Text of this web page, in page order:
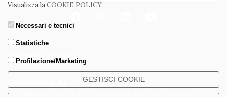
Via Emilia Ponente, 1000 - 48014 Castel Bolognese (RA) Italy
Visualizza laCOOKIE POLICY
Necessari e tecnici
Statistiche
Profilazione/Marketing
GESTISCI COOKIE